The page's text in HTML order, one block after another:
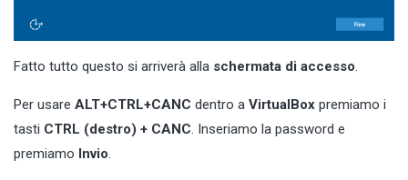
Fatto tutto questo si arriverà alla schermata di accesso.
Per usare ALT+CTRL+CANC dentro a VirtualBox premiamo i
tasti CTRL (destro) + CANC. Inseriamo la password e
premiamo Invio.